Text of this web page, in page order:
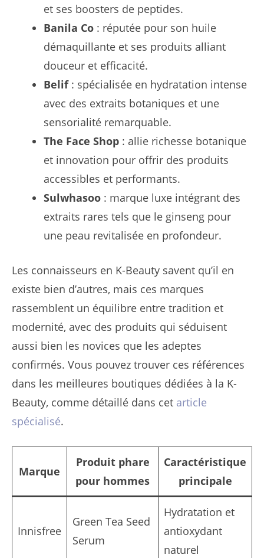
et ses boosters de peptides.
Banila Co : réputée pour son huile
démaquillante et ses produits alliant
douceur et efficacité.
Belif: spécialisée en hydratation intense
avec des extraits botaniques et une
sensorialité remarquable.
The Face Shop : allie richesse botanique
et innovation pour offrir des produits
accessibles et performants.
Sulwhasoo : marque luxe intégrant des
extraits rares tels que le ginseng pour
une peau revitalisée en profondeur.
Les connaisseurs en K-Beauty savent qu’il en
existe bien d’autres, mais ces marques
rassemblent un équilibre entre tradition et
modernité, avec des produits qui séduisent
aussi bien les novices que les adeptes
confirmés. Vous pouvez trouver ces références
dans les meilleures boutiques dédiées à la K-
Beauty, comme détaillé dans cet article
spécialisé.
Marque
Produit phare
pour hommes
Caractéristique
principale
Innisfree
Green Tea Seed
Serum
Hydratation et
antioxydant
naturel